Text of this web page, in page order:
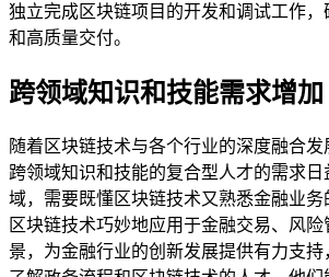
独立完成区块链项目的开发和调试工作
和高质量交付。
跨领域知识和技能需求增加
随着区块链技术与各个行业的深度融合
跨领域知识和技能的复合型人才的需求
域，需要既懂区块链技术又熟悉金融业
区块链技术巧妙地应用于金融交易、风
景，为金融行业的创新发展提供有力支